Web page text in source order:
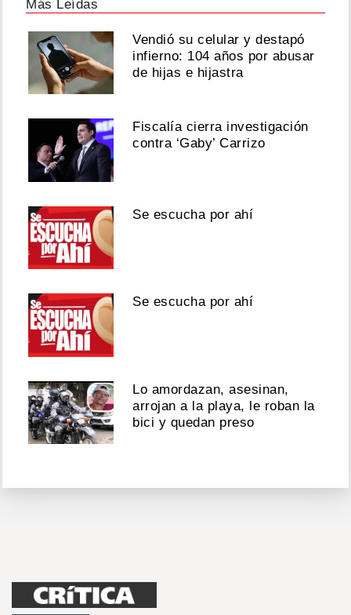
Más Leídas
Vendió su celular y destapó
infierno: 104 años por abusar
de hijas e hijastra
Fiscalía cierra investigación
contra ‘Gaby’ Carrizo
Se escucha por ahí
Se escucha por ahí
Lo amordazan, asesinan,
arrojan a la playa, le roban la
bici y quedan preso